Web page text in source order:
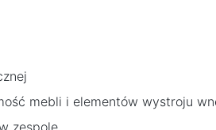
mebli i elementów wystroju
zespole